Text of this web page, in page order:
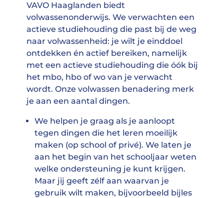
VAVO Haaglanden biedt
volwassenonderwijs. We verwachten een
actieve studiehouding die past bij de weg
naar volwassenheid: je wilt je einddoel
ontdekken én actief bereiken, namelijk
met een actieve studiehouding die óók bij
het mbo, hbo of wo van je verwacht
wordt. Onze volwassen benadering merk
je aan een aantal dingen.
We helpen je graag als je aanloopt
tegen dingen die het leren moeilijk
maken (op school of privé). We laten je
aan het begin van het schooljaar weten
welke ondersteuning je kunt krijgen.
Maar jij geeft zélf aan waarvan je
gebruik wilt maken, bijvoorbeeld bijles